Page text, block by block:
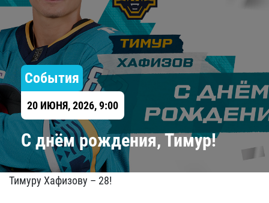
События
20 ИЮНЯ, 2026, 9:00
C днём рождения, Тимур!
Тимуру Хафизову – 28!